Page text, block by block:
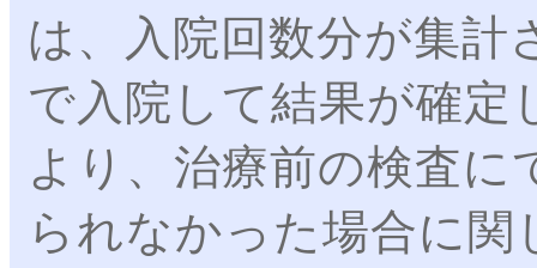
は、入院回数分が集計
で入院して結果が確定
より、治療前の検査
られなかった場合に